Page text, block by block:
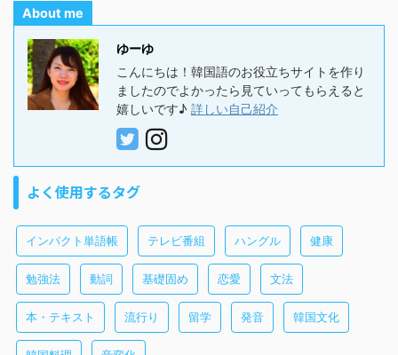
About me
ゆーゆ
こんにちは！韓国語のお役立ちサイトを作り
ましたのでよかったら見ていってもらえると
嬉しいです♪ 詳しい自己紹介
よく使用するタグ
インパクト単語帳 テレビ番組 ハングル 健康
勉強法 動詞 基礎固め 恋愛 文法
本・テキスト 流行り 留学 発音 韓国文化